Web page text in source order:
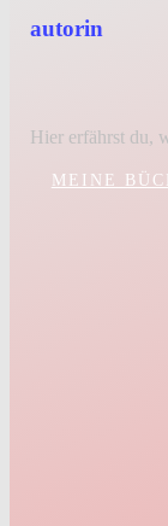
autorin
Hier erfährst du,
MEINE